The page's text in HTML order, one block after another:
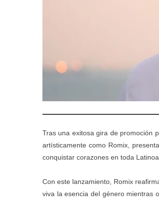
Tras una exitosa gira de promoción
artísticamente como Romix,
conquistar corazones en toda
Con este lanzamiento, Romix
viva la esencia del género mientras